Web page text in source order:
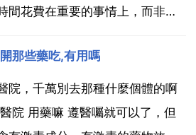
間花費在重要的事情上，而非自
向自己的頭腦中注入積極的想
機地想到一些消極的想法，然後
那些藥吃,有用嗎
院，千萬別去那種什麼個體的啊
院 用藥嘛 遵醫囑就可以了，但